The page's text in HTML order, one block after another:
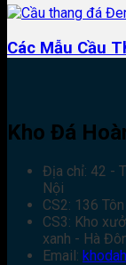
Các Mẫu Cầu
Kho Đá
Địa chỉ: 42 -
Nội
CS2: 136
CS3: Kho
xanh - Hà
Email: